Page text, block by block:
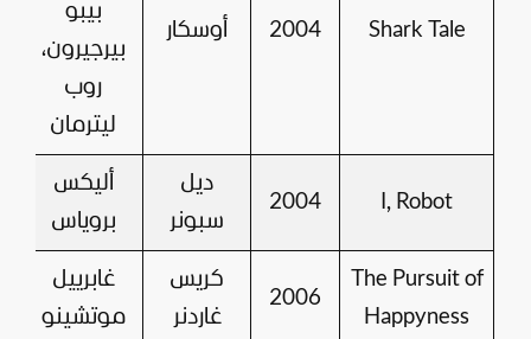
Shark Tale
2004 أوسكار
بيبو
بيرجيرون،
روب
ليترمان
I, Robot
2004
ديل
سبونر
أليكس
بروياس
The Pursuit of
Happyness
2006
كريس
غاردنر
غابرييل
موتشينو